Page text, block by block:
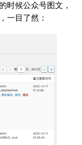
时候公众号图文，
一目了然：